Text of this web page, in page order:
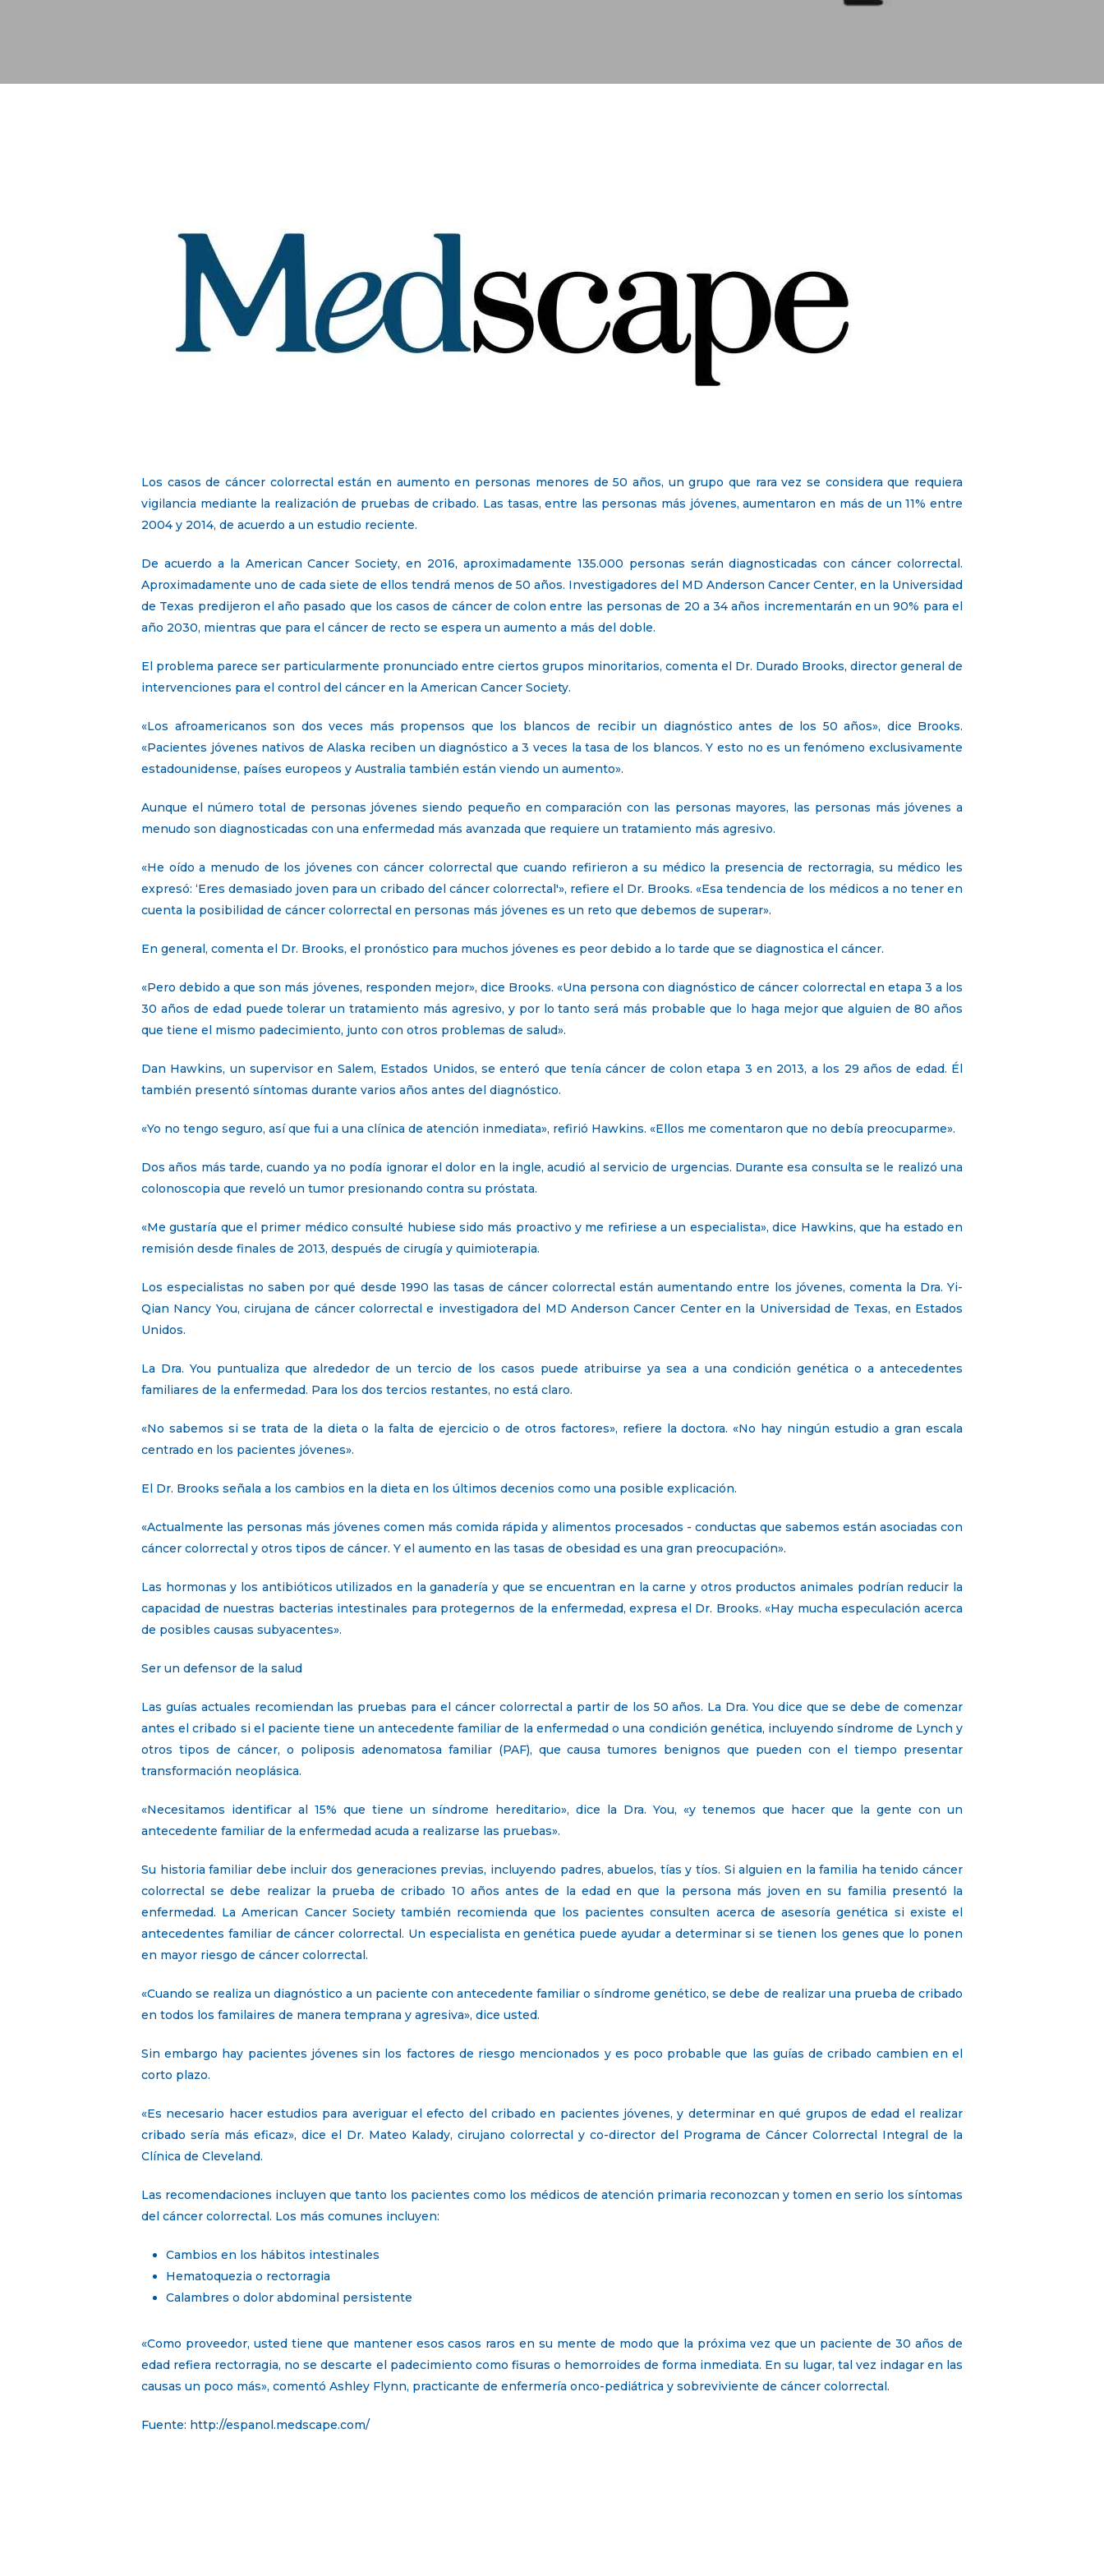
Los casos de cáncer colorrectal están en aumento en personas menores de 50 años, un grupo que rara vez se considera que requiera
vigilancia mediante la realización de pruebas de cribado. Las tasas, entre las personas más jóvenes, aumentaron en más de un 11% entre
2004 y 2014, de acuerdo a un estudio reciente.
De acuerdo a la American Cancer Society, en 2016, aproximadamente 135.000 personas serán diagnosticadas con cáncer colorrectal.
Aproximadamente uno de cada siete de ellos tendrá menos de 50 años. Investigadores del MD Anderson Cancer Center, en la Universidad
de Texas predijeron el año pasado que los casos de cáncer de colon entre las personas de 20 a 34 años incrementarán en un 90% para el
año 2030, mientras que para el cáncer de recto se espera un aumento a más del doble.
El problema parece ser particularmente pronunciado entre ciertos grupos minoritarios, comenta el Dr. Durado Brooks, director general de
intervenciones para el control del cáncer en la American Cancer Society.
«Los afroamericanos son dos veces más propensos que los blancos de recibir un diagnóstico antes de los 50 años», dice Brooks.
«Pacientes jóvenes nativos de Alaska reciben un diagnóstico a 3 veces la tasa de los blancos. Y esto no es un fenómeno exclusivamente
estadounidense, países europeos y Australia también están viendo un aumento».
Aunque el número total de personas jóvenes siendo pequeño en comparación con las personas mayores, las personas más jóvenes a
menudo son diagnosticadas con una enfermedad más avanzada que requiere un tratamiento más agresivo.
«He oído a menudo de los jóvenes con cáncer colorrectal que cuando refirieron a su médico la presencia de rectorragia, su médico les
expresó: ‘Eres demasiado joven para un cribado del cáncer colorrectal'», refiere el Dr. Brooks. «Esa tendencia de los médicos a no tener en
cuenta la posibilidad de cáncer colorrectal en personas más jóvenes es un reto que debemos de superar».
En general, comenta el Dr. Brooks, el pronóstico para muchos jóvenes es peor debido a lo tarde que se diagnostica el cáncer.
«Pero debido a que son más jóvenes, responden mejor», dice Brooks. «Una persona con diagnóstico de cáncer colorrectal en etapa 3 a los
30 años de edad puede tolerar un tratamiento más agresivo, y por lo tanto será más probable que lo haga mejor que alguien de 80 años
que tiene el mismo padecimiento, junto con otros problemas de salud».
Dan Hawkins, un supervisor en Salem, Estados Unidos, se enteró que tenía cáncer de colon etapa 3 en 2013, a los 29 años de edad. Él
también presentó síntomas durante varios años antes del diagnóstico.
«Yo no tengo seguro, así que fui a una clínica de atención inmediata», refirió Hawkins. «Ellos me comentaron que no debía preocuparme».
Dos años más tarde, cuando ya no podía ignorar el dolor en la ingle, acudió al servicio de urgencias. Durante esa consulta se le realizó una
colonoscopia que reveló un tumor presionando contra su próstata.
«Me gustaría que el primer médico consulté hubiese sido más proactivo y me refiriese a un especialista», dice Hawkins, que ha estado en
remisión desde finales de 2013, después de cirugía y quimioterapia.
Los especialistas no saben por qué desde 1990 las tasas de cáncer colorrectal están aumentando entre los jóvenes, comenta la Dra. Yi-
Qian Nancy You, cirujana de cáncer colorrectal e investigadora del MD Anderson Cancer Center en la Universidad de Texas, en Estados
Unidos.
La Dra. You puntualiza que alrededor de un tercio de los casos puede atribuirse ya sea a una condición genética o a antecedentes
familiares de la enfermedad. Para los dos tercios restantes, no está claro.
«No sabemos si se trata de la dieta o la falta de ejercicio o de otros factores», refiere la doctora. «No hay ningún estudio a gran escala
centrado en los pacientes jóvenes».
El Dr. Brooks señala a los cambios en la dieta en los últimos decenios como una posible explicación.
«Actualmente las personas más jóvenes comen más comida rápida y alimentos procesados ​​- conductas que sabemos están asociadas con
cáncer colorrectal y otros tipos de cáncer. Y el aumento en las tasas de obesidad es una gran preocupación».
Las hormonas y los antibióticos utilizados en la ganadería y que se encuentran en la carne y otros productos animales podrían reducir la
capacidad de nuestras bacterias intestinales para protegernos de la enfermedad, expresa el Dr. Brooks. «Hay mucha especulación acerca
de posibles causas subyacentes».
Ser un defensor de la salud
Las guías actuales recomiendan las pruebas para el cáncer colorrectal a partir de los 50 años. La Dra. You dice que se debe de comenzar
antes el cribado si el paciente tiene un antecedente familiar de la enfermedad o una condición genética, incluyendo síndrome de Lynch y
otros tipos de cáncer, o poliposis adenomatosa familiar (PAF), que causa tumores benignos que pueden con el tiempo presentar
transformación neoplásica.
«Necesitamos identificar al 15% que tiene un síndrome hereditario», dice la Dra. You, «y tenemos que hacer que la gente con un
antecedente familiar de la enfermedad acuda a realizarse las pruebas».
Su historia familiar debe incluir dos generaciones previas, incluyendo padres, abuelos, tías y tíos. Si alguien en la familia ha tenido cáncer
colorrectal se debe realizar la prueba de cribado 10 años antes de la edad en que la persona más joven en su familia presentó la
enfermedad. La American Cancer Society también recomienda que los pacientes consulten acerca de asesoría genética si existe el
antecedentes familiar de cáncer colorrectal. Un especialista en genética puede ayudar a determinar si se tienen los genes que lo ponen
en mayor riesgo de cáncer colorrectal.
«Cuando se realiza un diagnóstico a un paciente con antecedente familiar o síndrome genético, se debe de realizar una prueba de cribado
en todos los familaires de manera temprana y agresiva», dice usted.
Sin embargo hay pacientes jóvenes sin los factores de riesgo mencionados y es poco probable que las guías de cribado cambien en el
corto plazo.
«Es necesario hacer estudios para averiguar el efecto del cribado en pacientes jóvenes, y determinar en qué grupos de edad el realizar
cribado sería más eficaz», dice el Dr. Mateo Kalady, cirujano colorrectal y co-director del Programa de Cáncer Colorrectal Integral de la
Clínica de Cleveland.
Las recomendaciones incluyen que tanto los pacientes como los médicos de atención primaria reconozcan y tomen en serio los síntomas
del cáncer colorrectal. Los más comunes incluyen:
Cambios en los hábitos intestinales
Hematoquezia o rectorragia
Calambres o dolor abdominal persistente
«Como proveedor, usted tiene que mantener esos casos raros en su mente de modo que la próxima vez que un paciente de 30 años de
edad refiera rectorragia, no se descarte el padecimiento como fisuras o hemorroides de forma inmediata. En su lugar, tal vez indagar en las
causas un poco más», comentó Ashley Flynn, practicante de enfermería onco-pediátrica y sobreviviente de cáncer colorrectal.
Fuente: http://espanol.medscape.com/